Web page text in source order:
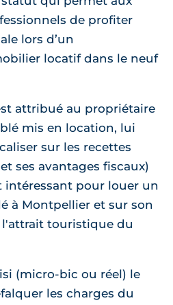
de profiter
lors d’un
locatif dans le neuf
attribué au propriétaire
mis en location, lui
sur les recettes
ses avantages fiscaux)
pour louer un
à Montpellier et sur son
touristique du
(micro-bic ou réel) le
les charges du